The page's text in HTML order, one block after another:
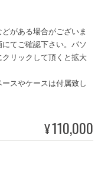
がある場合がございま
てご確認下さい。パソ
リックして頂くと拡大
スやケースは付属致し
¥110,000